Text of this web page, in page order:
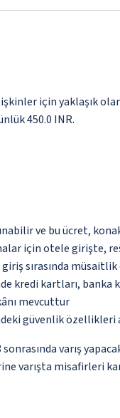
için yaklaşık
450.0 INR.
ve bu ücret,
için otele girişte,
sırasında
kredi kartları,
mevcuttur
güvenlik özellikleri
varış
varışta misafirleri